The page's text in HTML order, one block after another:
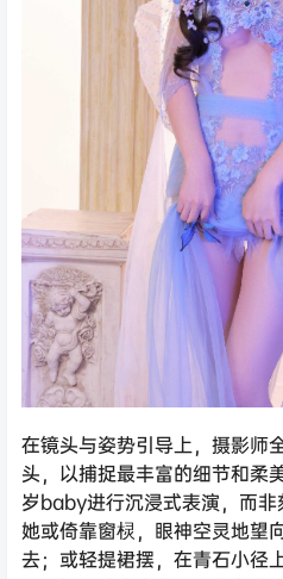
在镜头与姿势引导上，摄影师
头，以捕捉最丰富的细节和柔
岁baby进行沉浸式表演，而
她或倚靠窗棂，眼神空灵地望
去；或轻提裙摆，在青石小径